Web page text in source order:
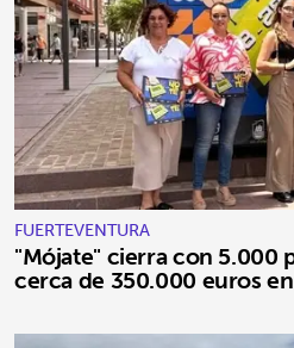
FUERTEVENTURA
"Mójate" cierra con 5.000
cerca de 350.000 euros